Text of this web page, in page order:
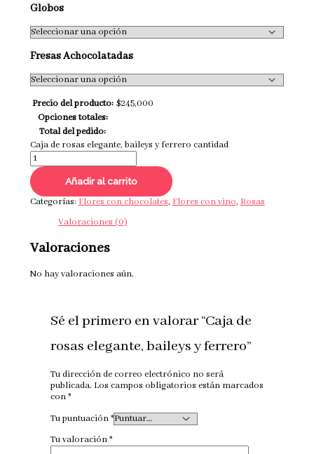
Globos
Fresas Achocolatadas
Precio del producto: $245,000
Opciones totales:
Total del pedido:
Caja de rosas elegante, baileys y ferrero cantidad
Añadir al carrito
Categorías: Flores con chocolates, Flores con vino, Rosas
Valoraciones (0)
Valoraciones
No hay valoraciones aún.
Sé el primero en valorar “Caja de
rosas elegante, baileys y ferrero”
Tu dirección de correo electrónico no será
publicada. Los campos obligatorios están marcados
con*
Tu puntuación*
Tu valoración*